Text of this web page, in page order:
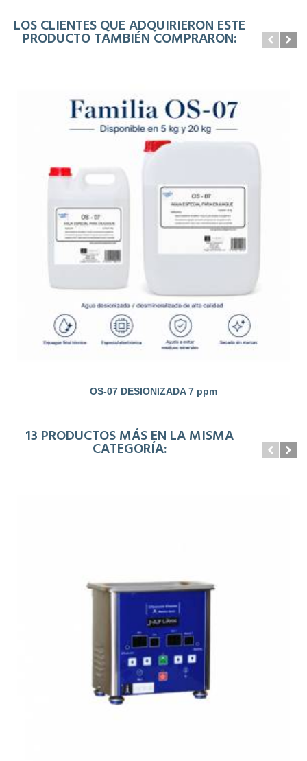
LOS CLIENTES QUE ADQUIRIERON ESTE
PRODUCTO TAMBIÉN COMPRARON:
OS-07 DESIONIZADA 7 ppm
13 PRODUCTOS MÁS EN LA MISMA
CATEGORÍA: